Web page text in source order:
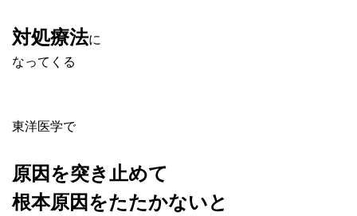
対処療法に
なってくる
東洋医学で
原因を突き止めて
根本原因をたたかないと